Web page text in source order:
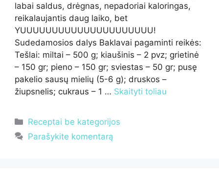
labai saldus, drėgnas, nepadoriai kaloringas,
reikalaujantis daug laiko, bet
YUUUUUUUUUUUUUUUUUUUUU!
Sudedamosios dalys Baklavai pagaminti reikės:
Tešlai: miltai – 500 g; kiaušinis – 2 pvz; grietinė
– 150 gr; pieno – 150 gr; sviestas – 50 gr; pusę
pakelio sausų mielių (5-6 g); druskos –
žiupsnelis; cukraus – 1 … Skaityti toliau
Kategorijos
Receptai be kategorijos
Parašykite komentarą